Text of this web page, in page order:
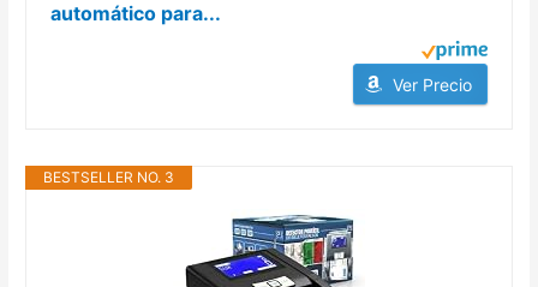
automático para...
Ver Precio
BESTSELLER NO. 3